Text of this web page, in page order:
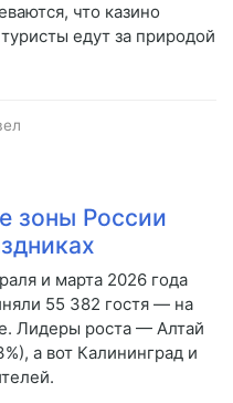
что казино
едут за природой
зоны России
и марта 2026 года
55 382 гостя — на
Лидеры роста — Алтай
а вот Калининград и